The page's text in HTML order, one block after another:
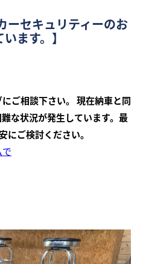
ーセキュリティーのお
ます。】
ご相談下さい。 現在納車と同
な状況が発生しています。最
にご検討ください。